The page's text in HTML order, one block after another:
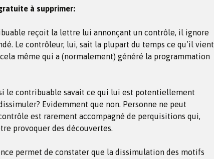
à supprimer:
reçoit la lettre lui annonçant un contrôle, il ignore
Le contrôleur, lui, sait la plupart du temps ce qu’il vient
même qui a (normalement) généré la programmation
le contribuable savait ce qui lui est potentiellement
Evidemment que non. Personne ne peut
est rarement accompagné de perquisitions qui,
provoquer des découvertes.
permet de constater que la dissimulation des motifs